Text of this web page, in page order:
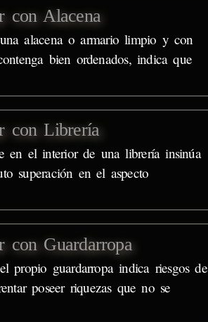
con Alacena
alacena o armario limpio y con
bien ordenados, indica que
con Librería
en el interior de una librería insinúa
superación en el aspecto
con Guardarropa
propio guardarropa indica riesgos de
poseer riquezas que no se